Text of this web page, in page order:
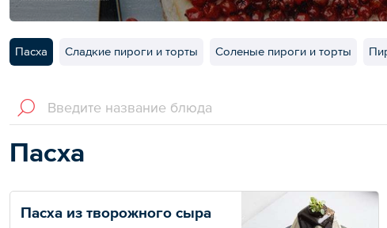
Пасха Сладкие пироги и торты Соленые пироги и торты
Пасха
Пасха из творожного сыра